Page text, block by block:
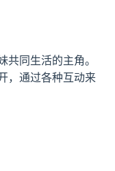
同生活的主角。
，通过各种互动来